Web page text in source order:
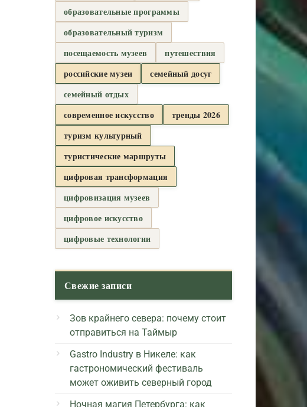
образовательные программы
образовательный туризм
посещаемость музеев
путешествия
российские музеи
семейный досуг
семейный отдых
современное искусство
тренды 2026
туризм культурный
туристические маршруты
цифровая трансформация
цифровизация музеев
цифровое искусство
цифровые технологии
Свежие записи
Зов крайнего севера: почему стоит
отправиться на Таймыр
Gastro Industry в Никеле: как
гастрономический фестиваль
может оживить северный город
Ночная магия Петербурга: как